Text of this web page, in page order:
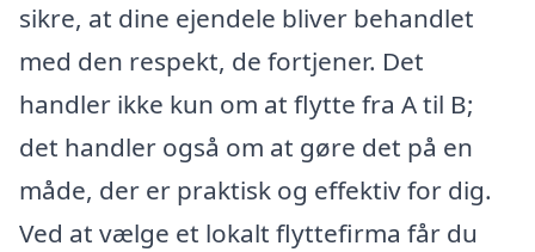
sikre, at dine ejendele bliver behandlet
med den respekt, de fortjener. Det
handler ikke kun om at flytte fra A til B;
det handler også om at gøre det på en
måde, der er praktisk og effektiv for dig.
Ved at vælge et lokalt flyttefirma får du